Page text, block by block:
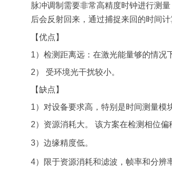
脉冲调制需要非常高精度时钟进行测
后会反射回来，通过捕捉来回的时间计
【优点】
1）检测距离远：在激光能量够的情况
2） 受环境光干扰较小。
【缺点】
1）对设备要求高，特别是时间测量模
2）资源消耗大。 该方案在检测相位偏
3）边缘精度低。
4）限于资源消耗和滤波，帧率和分辨